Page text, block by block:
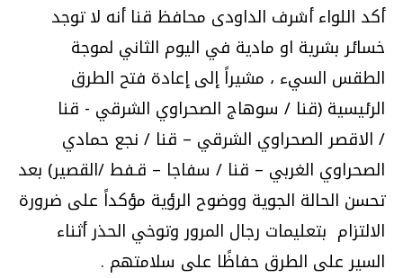
أكد اللواء أشرف الداودى محافظ قنا أنه لا توجد
خسائر بشرية او مادية في اليوم الثاني لموجة
الطقس السيء ، مشيراً إلى إعادة فتح الطرق
الرئيسية (قنا / سوهاج الصحراوي الشرقي - قنا
/ الاقصر الصحراوي الشرقي – قنا / نجع حمادي
الصحراوي الغربي – قنا / سفاجا – قـفط /القصير) بعد
تحسن الحالة الجوية ووضوح الرؤية مؤكداً على ضرورة
الالتزام بتعليمات رجال المرور وتوخي الحذر أثناء
السير على الطرق حفاظًا على سلامتهم .